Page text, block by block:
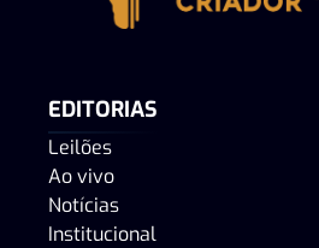
EDITORIAS
Leilões
Ao vivo
Notícias
Institucional